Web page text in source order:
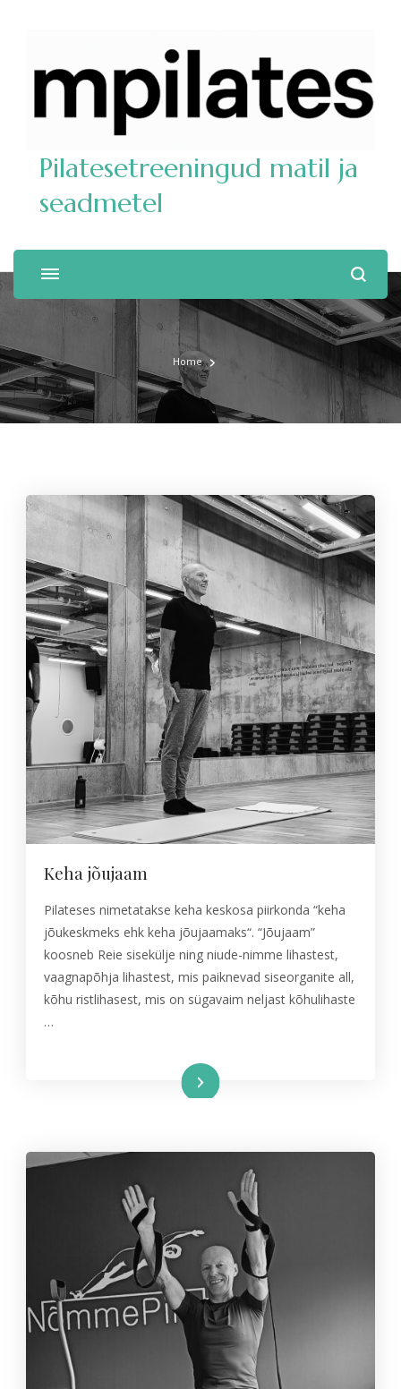
Pilatesetreeningud matil ja
seadmetel
Home
Keha jõujaam
Pilateses nimetatakse keha keskosa piirkonda “keha
jõukeskmeks ehk keha jõujaamaks“. “Jõujaam”
koosneb Reie sisekülje ning niude-nimme lihastest,
vaagnapõhja lihastest, mis paiknevad siseorganite all,
kõhu ristlihasest, mis on sügavaim neljast kõhulihaste
…
Read More